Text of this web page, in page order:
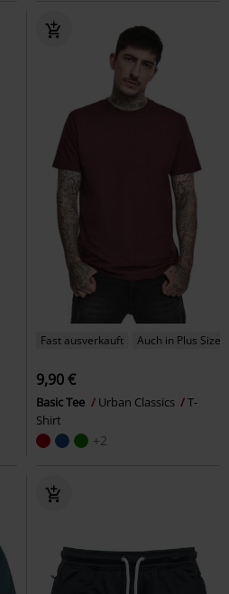
Fast ausverkauft Auch in Plus Size
9,90 €
Basic Tee Urban Classics
T-
Shirt
+2